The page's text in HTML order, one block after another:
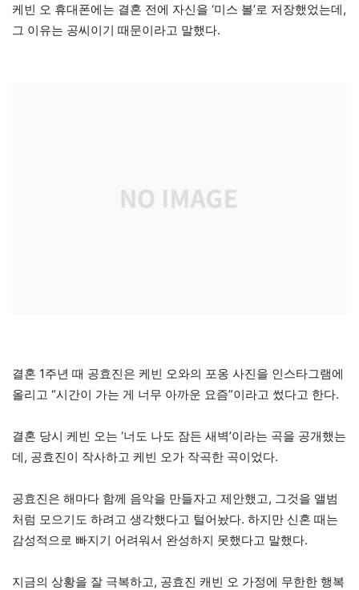
케빈 오 휴대폰에는 결혼 전에 자신을 ‘미스 볼’로 저장했었는데,
그 이유는 공씨이기 때문이라고 말했다.
결혼 1주년 때 공효진은 케빈 오와의 포옹 사진을 인스타그램에
올리고 “시간이 가는 게 너무 아까운 요즘”이라고 썼다고 한다.
결혼 당시 케빈 오는 ‘너도 나도 잠든 새벽’이라는 곡을 공개했는
데, 공효진이 작사하고 케빈 오가 작곡한 곡이었다.
공효진은 해마다 함께 음악을 만들자고 제안했고, 그것을 앨범
처럼 모으기도 하려고 생각했다고 털어놨다. 하지만 신혼 때는
감성적으로 빠지기 어려워서 완성하지 못했다고 말했다.
지금의 상황을 잘 극복하고, 공효진 캐빈 오 가정에 무한한 행복